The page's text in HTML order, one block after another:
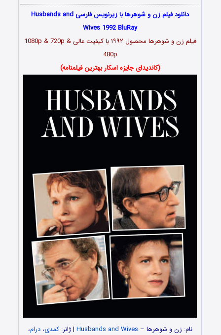
دانلود فیلم زن و شوهرها با زیرنویس فارسی Husbands and
Wives 1992 BluRay
فیلم زن و شوهرها محصول ۱۹۹۲ با کیفیت عالی 1080p & 720p &
480p
(کاندیدای جایزه اسکار بهترین فیلمنامه)
نام: زن و شوهرها – Husbands and Wives | ژانر:کمدی،درام،